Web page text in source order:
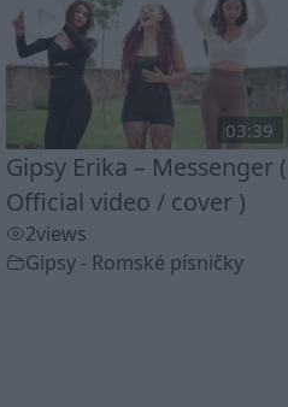
03:39
Gipsy Erika – Messenger (
Official video / cover )
2views
Gipsy - Romské písničky